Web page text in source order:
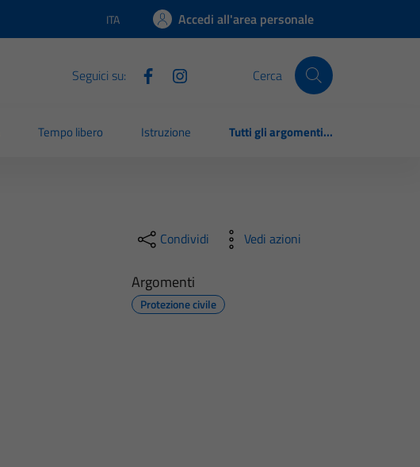
Lingua attiva:
ITA Accedi all'area personale
Seguici su: Cerca
Tempo libero Istruzione Tutti gli argomenti...
Condividi Vedi azioni
Argomenti
Protezione civile